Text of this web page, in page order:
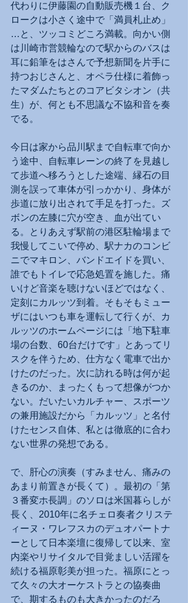
代わりに伊藤園の自動販売機１台、ク
ロークは小さく途中で「満員札止め」
…と、ツッコミどころ満載。向かい側
は川崎市営競輪なので駅からのバスは
耳に鉛筆をはさんで予想新聞を片手に
持つおじさんと、オペラ仕様に着飾っ
たマダムたちとのコアビタシオン（共
生）が、何とも不思議な不協和音を奏
でる。
今日は家から品川駅まで自転車で向か
う途中、自転車レーンの終了を見越し
て歩道へ移ろうとした途端、縁石の目
測を誤って車体が引っかかり、身体が
歩道に放り出されて手足を打った。ズ
ボンの左膝に穴が空き、血が出てい
る。とりあえず駅前の港区駐輪場まで
我慢してこいで停め、駅ナカのコンビ
ニでマキロン、バンドエイドを買い、
誰でもトイレで応急処置を施した。痛
いけど音楽を聴けないほどではなく、
定刻にカルッツ到着。そもそもミュー
ザにはいつも車を運転して行くが、カ
ルッツのホームページには「地下駐車
場の台数、60台だけです」とあってリ
スクを伴うため、仕方なく電車で出か
けたのだった。次に訪れる時は何が起
きるのか、まったくもって想像がつか
ない。だいたいカルチャー、スポーツ
の兼用施設だから「カルッツ」と名付
けたセンス自体、私とは徹底的に合わ
ない世界の発想である。
で、肝心の演奏（すみません、痛みの
あまり前置きが長くて）。最初の「第
３番変ホ長調」のソロは米国暮らしが
長く、2010年に名チェロ奏者クリステ
ィーヌ・ワレフスカのデュオパートナ
ーとして日本楽壇に復帰して以来、室
内楽やリサイタルで目覚ましい活躍を
続ける福原彰美が担った。福原にとっ
て久々の大オーケストラとの協奏曲
で、期するものも大きかったのだろ